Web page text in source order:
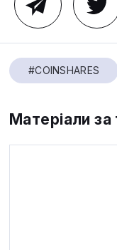
#COINSHARES
Матеріали